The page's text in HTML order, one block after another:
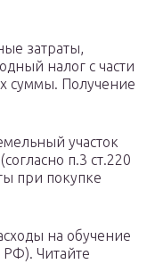
затраты,
налог с части
суммы. Получение
участок
п.3 ст.220
при покупке
на обучение
РФ). Читайте